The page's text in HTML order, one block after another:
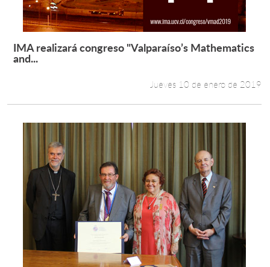
Leer más +
IMA realizará congreso "Valparaíso’s Mathematics
and...
Jueves 10 de enero de 2019